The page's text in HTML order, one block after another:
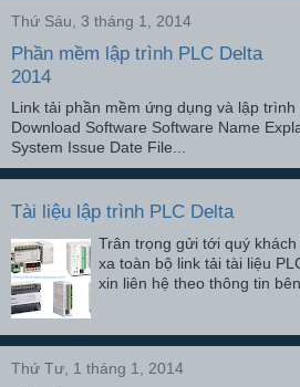
Thứ Sáu, 3 tháng 1, 2014
Phần mềm lập trình PLC Delta
2014
Link tải phần mềm ứng dụng và lập trình
Download Software Software Name
System Issue Date File...
Tài liệu lập trình PLC Delta
Trân trọng gửi tới quý
xa toàn bộ link tải tài liệu
xin liên hệ theo thông tin bên
Thứ Tư, 1 tháng 1, 2014